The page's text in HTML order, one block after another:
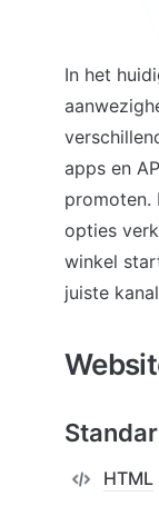
In het
apps en
promoten.
opties
winkel
juiste
HTML